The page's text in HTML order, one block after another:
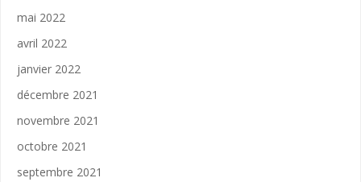
mai 2022
avril 2022
janvier 2022
décembre 2021
novembre 2021
octobre 2021
septembre 2021